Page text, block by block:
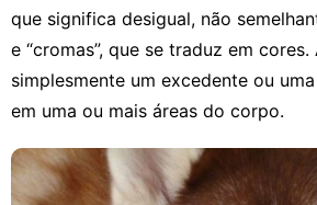
que significa desigual, não
e “cromas”, que se traduz em
simplesmente um excedente ou
em uma ou mais áreas do corpo.